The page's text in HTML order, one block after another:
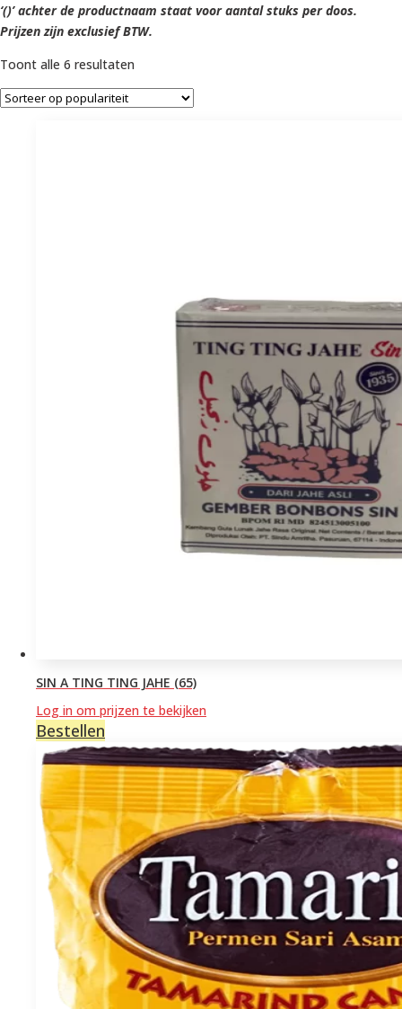
‘()’ achter de productnaam staat voor aantal stuks per doos.
Prijzen zijn exclusief BTW.
Toont alle 6 resultaten
op
populariteit
SIN A TING TING JAHE (65)
Log in om prijzen te bekijken
Bestellen